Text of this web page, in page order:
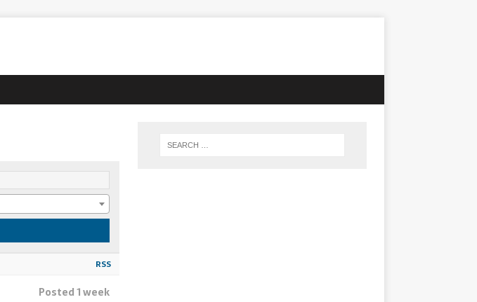
RSS
Posted 1 week